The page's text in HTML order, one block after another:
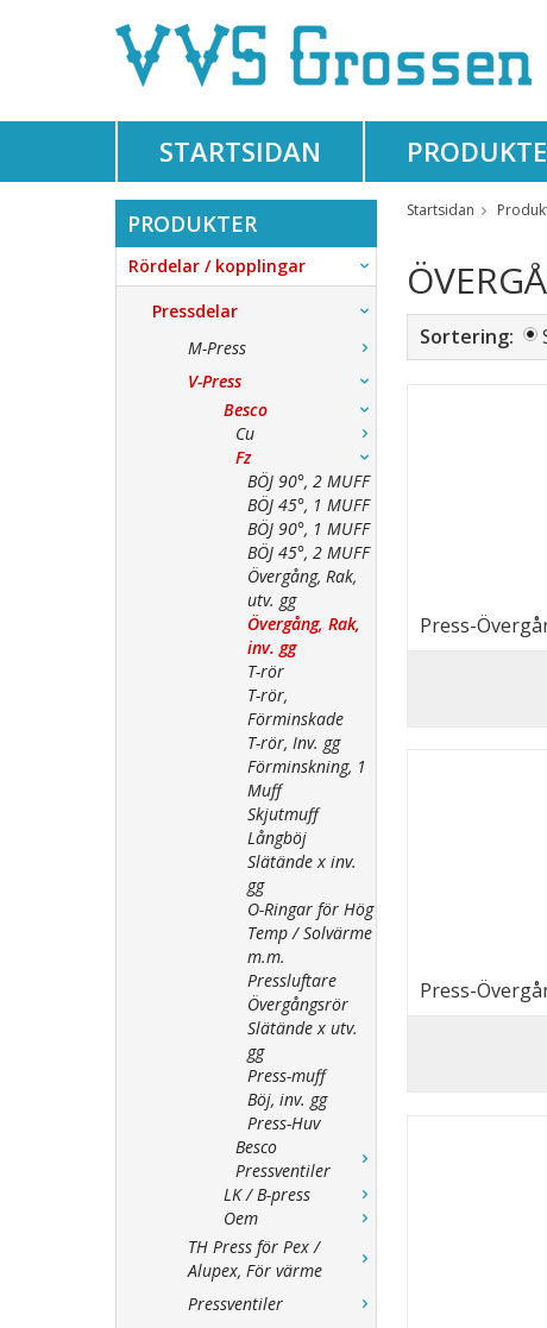
STARTSIDAN
PRODUKTER
Rördelar / kopplingar
Pressdelar
M-Press
V-Press
Besco
Cu
Fz
BÖJ 90°, 2 MUFF
BÖJ 45°, 1 MUFF
BÖJ 90°, 1 MUFF
BÖJ 45°, 2 MUFF
Övergång, Rak,
utv. gg
Övergång, Rak,
inv. gg
T-rör
T-rör,
Förminskade
T-rör, Inv. gg
Förminskning, 1
Muff
Skjutmuff
Långböj
Slätände x inv.
gg
O-Ringar för Hög
Temp / Solvärme
m.m.
Pressluftare
Övergångsrör
Slätände x utv.
gg
Press-muff
Böj, inv. gg
Press-Huv
Besco
Pressventiler
LK / B-press
Oem
TH Press för Pex /
Alupex, För värme
Pressventiler
Startsidan
Sortering:
Press-
Press-